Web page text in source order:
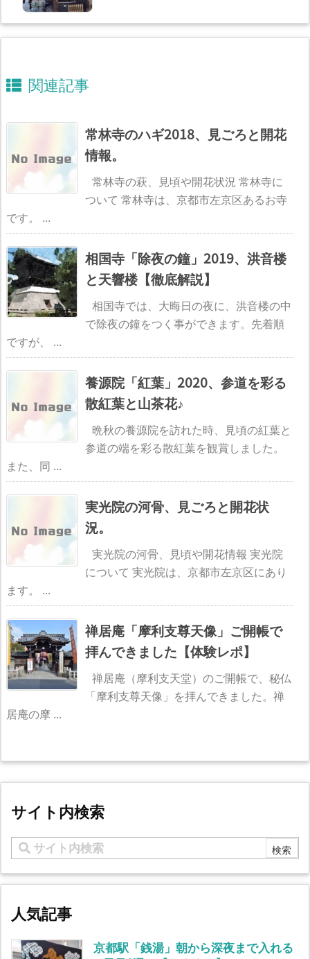
関連記事
常林寺のハギ2018、見ごろと開花
情報。
常林寺の萩、見頃や開花状況 常林寺に
ついて 常林寺は、京都市左京区あるお寺
です。 ...
相国寺「除夜の鐘」2019、洪音楼
と天響楼【徹底解説】
相国寺では、大晦日の夜に、洪音楼の中
で除夜の鐘をつく事ができます。先着順
ですが、 ...
養源院「紅葉」2020、参道を彩る
散紅葉と山茶花♪
晩秋の養源院を訪れた時、見頃の紅葉と
参道の端を彩る散紅葉を観賞しました。
また、同 ...
実光院の河骨、見ごろと開花状
況。
実光院の河骨、見頃や開花情報 実光院
について 実光院は、京都市左京区にあり
ます。 ...
禅居庵「摩利支尊天像」ご開帳で
拝んできました【体験レポ】
禅居庵（摩利支天堂）のご開帳で、秘仏
「摩利支尊天像」を拝んできました。禅
居庵の摩 ...
サイト内検索
人気記事
京都駅「銭湯」朝から深夜まで入れる